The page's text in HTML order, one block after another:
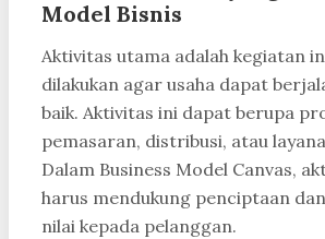
Model Bisnis
Aktivitas utama adalah kegiatan
dilakukan agar usaha dapat
baik. Aktivitas ini dapat berupa
pemasaran, distribusi, atau
Dalam Business Model Canvas,
harus mendukung penciptaan
nilai kepada pelanggan.